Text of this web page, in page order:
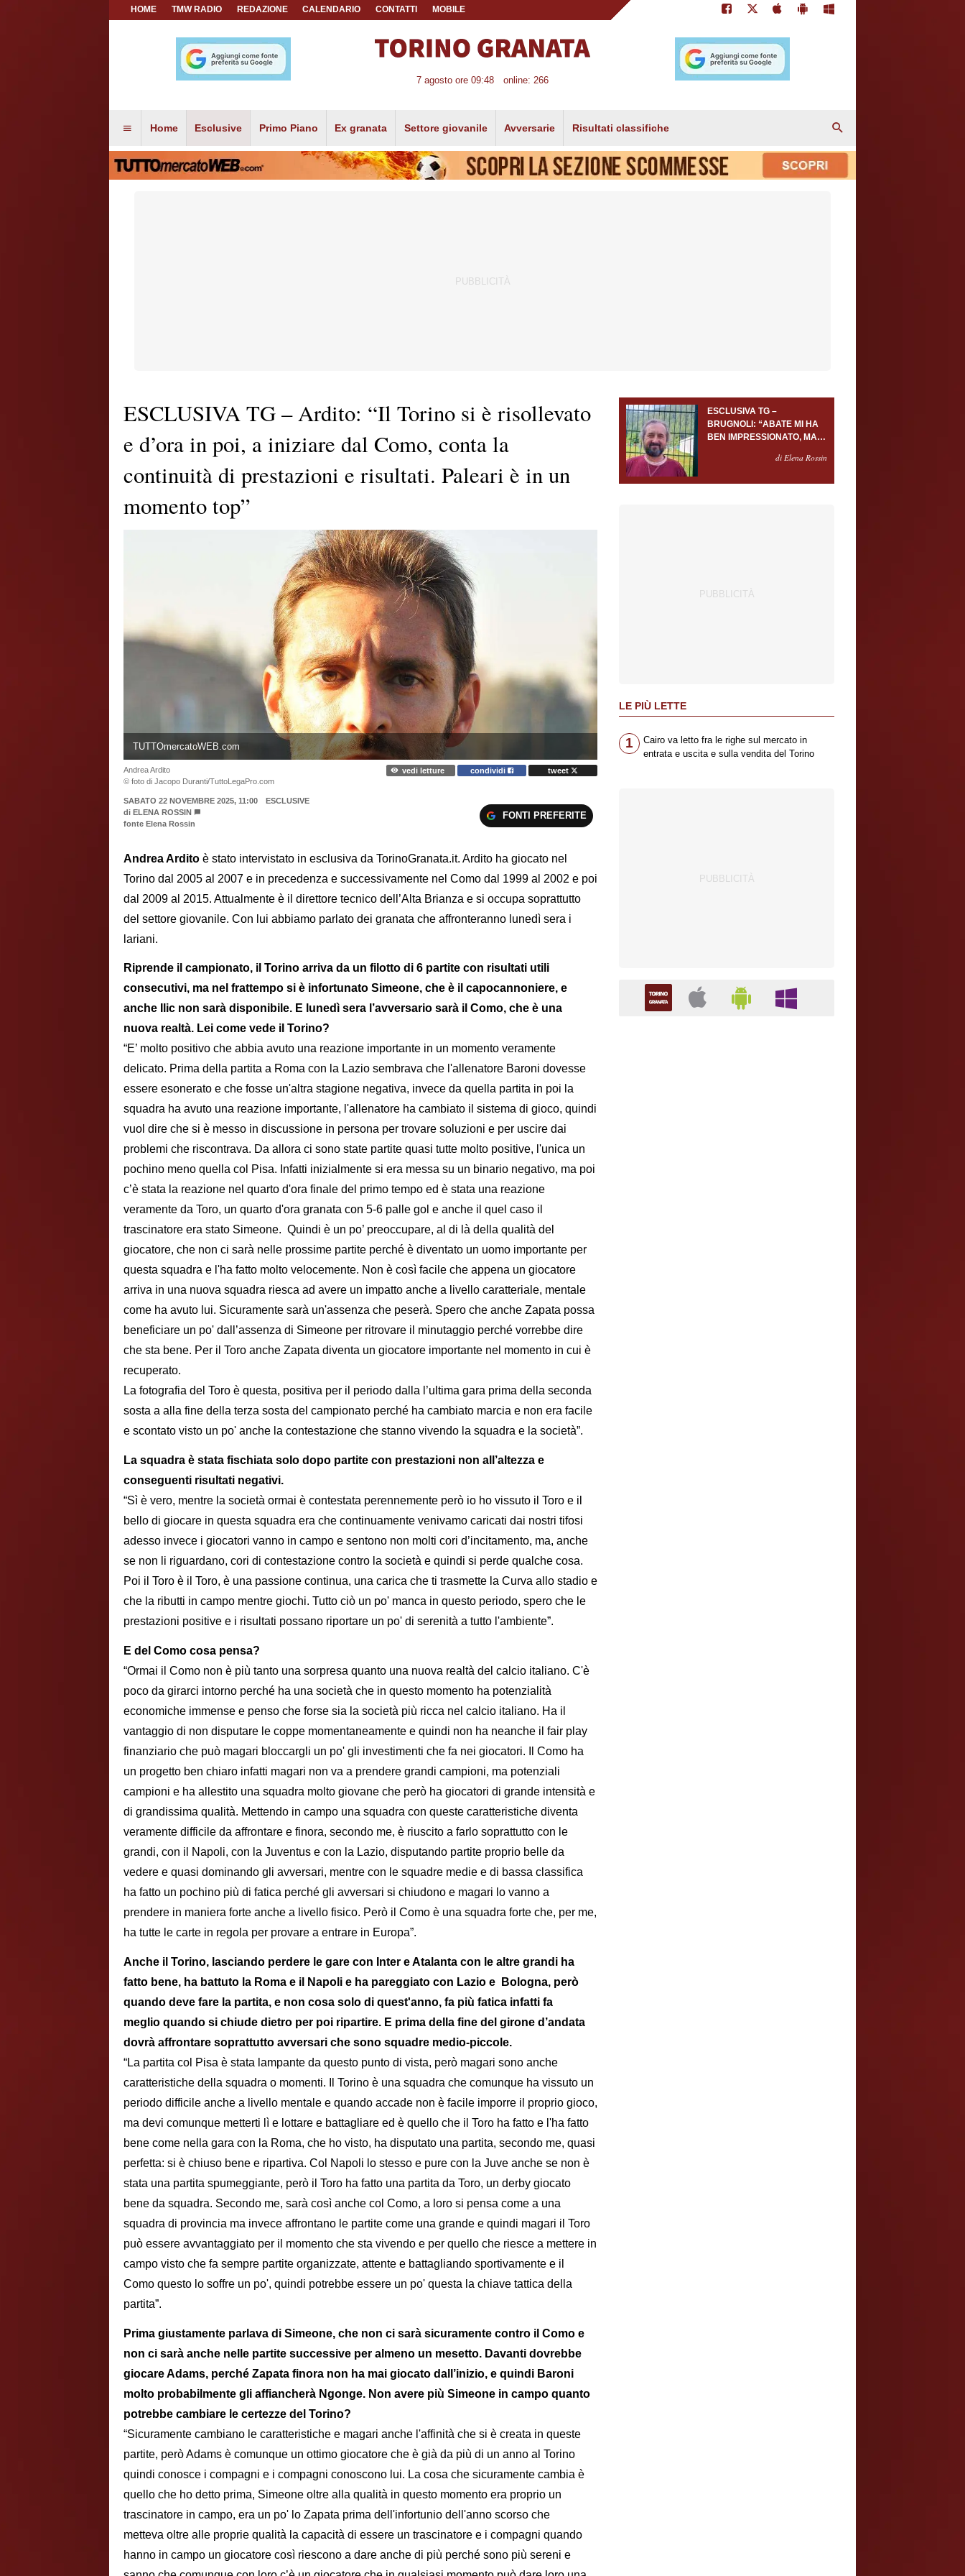
HOME TMW RADIO REDAZIONE CALENDARIO CONTATTI MOBILE
7 agosto ore 09:48 online: 266
Home Esclusive Primo Piano Ex granata Settore giovanile Avversarie Risultati classifiche
ESCLUSIVA TG – Ardito: “Il Torino si è risollevato
e d’ora in poi, a iniziare dal Como, conta la
continuità di prestazioni e risultati. Paleari è in un
momento top”
TUTTOmercatoWEB.com
Andrea Ardito
© foto di Jacopo Duranti/TuttoLegaPro.com
vedi letture condividi tweet
SABATO 22 NOVEMBRE 2025, 11:00
ESCLUSIVE
di ELENA ROSSIN
fonte Elena Rossin
FONTI PREFERITE
Andrea Ardito è stato intervistato in esclusiva da TorinoGranata.it. Ardito ha giocato nel
Torino dal 2005 al 2007 e in precedenza e successivamente nel Como dal 1999 al 2002 e poi
dal 2009 al 2015. Attualmente è il direttore tecnico dell’Alta Brianza e si occupa soprattutto
del settore giovanile. Con lui abbiamo parlato dei granata che affronteranno lunedì sera i
lariani.
Riprende il campionato, il Torino arriva da un filotto di 6 partite con risultati utili
consecutivi, ma nel frattempo si è infortunato Simeone, che è il capocannoniere, e
anche Ilic non sarà disponibile. E lunedì sera l’avversario sarà il Como, che è una
nuova realtà. Lei come vede il Torino?
“E’ molto positivo che abbia avuto una reazione importante in un momento veramente
delicato. Prima della partita a Roma con la Lazio sembrava che l'allenatore Baroni dovesse
essere esonerato e che fosse un'altra stagione negativa, invece da quella partita in poi la
squadra ha avuto una reazione importante, l'allenatore ha cambiato il sistema di gioco, quindi
vuol dire che si è messo in discussione in persona per trovare soluzioni e per uscire dai
problemi che riscontrava. Da allora ci sono state partite quasi tutte molto positive, l'unica un
pochino meno quella col Pisa. Infatti inizialmente si era messa su un binario negativo, ma poi
c’è stata la reazione nel quarto d'ora finale del primo tempo ed è stata una reazione
veramente da Toro, un quarto d'ora granata con 5-6 palle gol e anche il quel caso il
trascinatore era stato Simeone. Quindi è un po’ preoccupare, al di là della qualità del
giocatore, che non ci sarà nelle prossime partite perché è diventato un uomo importante per
questa squadra e l'ha fatto molto velocemente. Non è così facile che appena un giocatore
arriva in una nuova squadra riesca ad avere un impatto anche a livello caratteriale, mentale
come ha avuto lui. Sicuramente sarà un'assenza che peserà. Spero che anche Zapata possa
beneficiare un po' dall’assenza di Simeone per ritrovare il minutaggio perché vorrebbe dire
che sta bene. Per il Toro anche Zapata diventa un giocatore importante nel momento in cui è
recuperato.
La fotografia del Toro è questa, positiva per il periodo dalla l’ultima gara prima della seconda
sosta a alla fine della terza sosta del campionato perché ha cambiato marcia e non era facile
e scontato visto un po' anche la contestazione che stanno vivendo la squadra e la società”.
La squadra è stata fischiata solo dopo partite con prestazioni non all’altezza e
conseguenti risultati negativi.
“Sì è vero, mentre la società ormai è contestata perennemente però io ho vissuto il Toro e il
bello di giocare in questa squadra era che continuamente venivamo caricati dai nostri tifosi
adesso invece i giocatori vanno in campo e sentono non molti cori d’incitamento, ma, anche
se non li riguardano, cori di contestazione contro la società e quindi si perde qualche cosa.
Poi il Toro è il Toro, è una passione continua, una carica che ti trasmette la Curva allo stadio e
che la ributti in campo mentre giochi. Tutto ciò un po' manca in questo periodo, spero che le
prestazioni positive e i risultati possano riportare un po' di serenità a tutto l'ambiente”.
E del Como cosa pensa?
“Ormai il Como non è più tanto una sorpresa quanto una nuova realtà del calcio italiano. C'è
poco da girarci intorno perché ha una società che in questo momento ha potenzialità
economiche immense e penso che forse sia la società più ricca nel calcio italiano. Ha il
vantaggio di non disputare le coppe momentaneamente e quindi non ha neanche il fair play
finanziario che può magari bloccargli un po' gli investimenti che fa nei giocatori. Il Como ha
un progetto ben chiaro infatti magari non va a prendere grandi campioni, ma potenziali
campioni e ha allestito una squadra molto giovane che però ha giocatori di grande intensità e
di grandissima qualità. Mettendo in campo una squadra con queste caratteristiche diventa
veramente difficile da affrontare e finora, secondo me, è riuscito a farlo soprattutto con le
grandi, con il Napoli, con la Juventus e con la Lazio, disputando partite proprio belle da
vedere e quasi dominando gli avversari, mentre con le squadre medie e di bassa classifica
ha fatto un pochino più di fatica perché gli avversari si chiudono e magari lo vanno a
prendere in maniera forte anche a livello fisico. Però il Como è una squadra forte che, per me,
ha tutte le carte in regola per provare a entrare in Europa”.
Anche il Torino, lasciando perdere le gare con Inter e Atalanta con le altre grandi ha
fatto bene, ha battuto la Roma e il Napoli e ha pareggiato con Lazio e Bologna, però
quando deve fare la partita, e non cosa solo di quest'anno, fa più fatica infatti fa
meglio quando si chiude dietro per poi ripartire. E prima della fine del girone d’andata
dovrà affrontare soprattutto avversari che sono squadre medio-piccole.
“La partita col Pisa è stata lampante da questo punto di vista, però magari sono anche
caratteristiche della squadra o momenti. Il Torino è una squadra che comunque ha vissuto un
periodo difficile anche a livello mentale e quando accade non è facile imporre il proprio gioco,
ma devi comunque metterti lì e lottare e battagliare ed è quello che il Toro ha fatto e l'ha fatto
bene come nella gara con la Roma, che ho visto, ha disputato una partita, secondo me, quasi
perfetta: si è chiuso bene e ripartiva. Col Napoli lo stesso e pure con la Juve anche se non è
stata una partita spumeggiante, però il Toro ha fatto una partita da Toro, un derby giocato
bene da squadra. Secondo me, sarà così anche col Como, a loro si pensa come a una
squadra di provincia ma invece affrontano le partite come una grande e quindi magari il Toro
può essere avvantaggiato per il momento che sta vivendo e per quello che riesce a mettere in
campo visto che fa sempre partite organizzate, attente e battagliando sportivamente e il
Como questo lo soffre un po', quindi potrebbe essere un po' questa la chiave tattica della
partita”.
Prima giustamente parlava di Simeone, che non ci sarà sicuramente contro il Como e
non ci sarà anche nelle partite successive per almeno un mesetto. Davanti dovrebbe
giocare Adams, perché Zapata finora non ha mai giocato dall’inizio, e quindi Baroni
molto probabilmente gli affiancherà Ngonge. Non avere più Simeone in campo quanto
potrebbe cambiare le certezze del Torino?
“Sicuramente cambiano le caratteristiche e magari anche l'affinità che si è creata in queste
partite, però Adams è comunque un ottimo giocatore che è già da più di un anno al Torino
quindi conosce i compagni e i compagni conoscono lui. La cosa che sicuramente cambia è
quello che ho detto prima, Simeone oltre alla qualità in questo momento era proprio un
trascinatore in campo, era un po' lo Zapata prima dell'infortunio dell'anno scorso che
metteva oltre alle proprie qualità la capacità di essere un trascinatore e i compagni quando
hanno in campo un giocatore così riescono a dare anche di più perché sono più sereni e
ESCLUSIVA TG –
BRUGNOLI: “ABATE MI HA
BEN IMPRESSIONATO, MA
PORTIERE SERVONOdi Elena Rossin
LE PIÙ LETTE
1
Cairo va letto fra le righe sul mercato in
entrata e uscita e sulla vendita del Torino